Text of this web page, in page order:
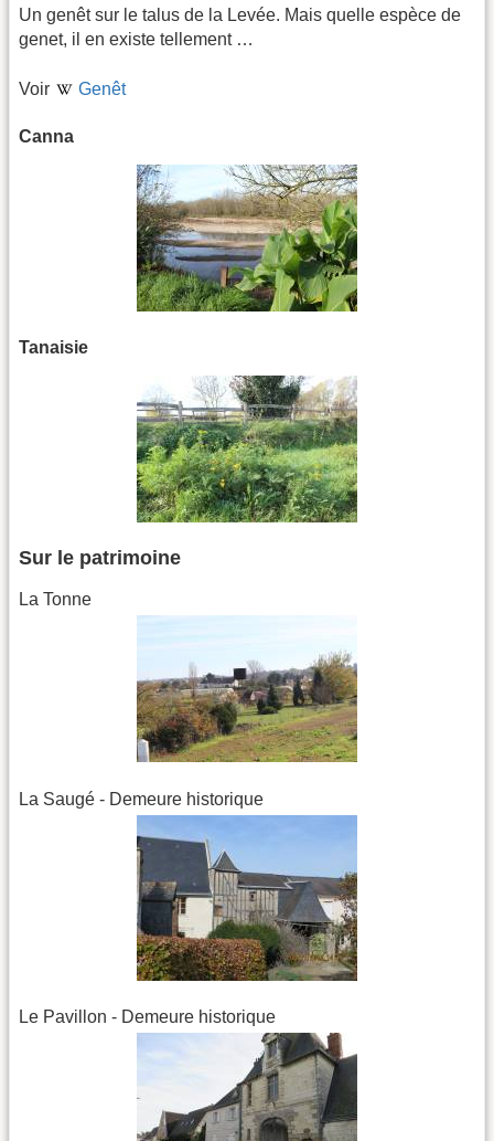
Un genêt sur le talus de la Levée. Mais quelle espèce de
genet, il en existe tellement …
Voir Genêt
Canna
Tanaisie
Sur le patrimoine
La Tonne
La Saugé - Demeure historique
Le Pavillon - Demeure historique